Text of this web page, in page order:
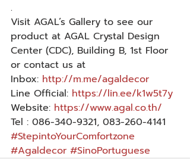
.
Visit AGAL’s Gallery to see our
product at AGAL Crystal Design
Center (CDC), Building B, 1st Floor
or contact us at
Inbox: http://m.me/agaldecor
Line Official: https://lin.ee/k1w5t7y
Website: https://www.agal.co.th/
Tel : 086-340-9321, 083-260-4141
#StepintoYourComfortzone
#Agaldecor #SinoPortuguese